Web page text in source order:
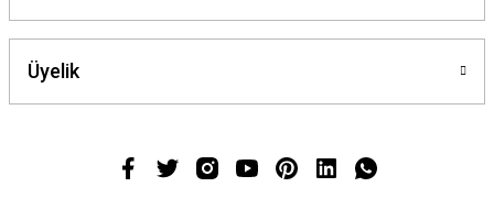
Üyelik